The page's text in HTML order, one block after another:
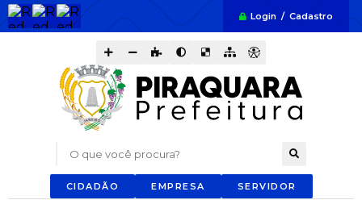
Login / Cadastro
O que você procura?
CIDADÃO EMPRESA SERVIDOR